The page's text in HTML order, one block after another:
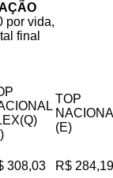
por vida,
final
TOP
(E)
308,03 R$ 284,19